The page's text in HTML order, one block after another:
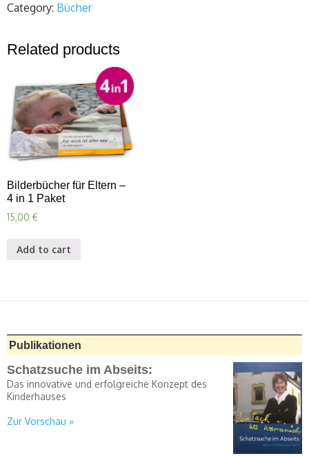
-
IV
quantity
Category: Bücher
Related products
Bilderbücher für Eltern –
4 in 1 Paket
15,00 €
Add to cart
Publikationen
Schatzsuche im Abseits:
Das innovative und erfolgreiche Konzept des
Kinderhauses
Zur Vorschau »